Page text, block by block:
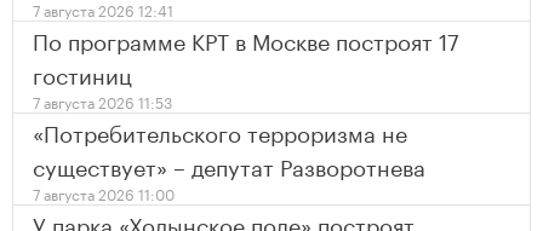
7 августа 2026 12:41
По программе КРТ в Москве построят 17
гостиниц
7 августа 2026 11:53
«Потребительского терроризма не
существует» – депутат Разворотнева
7 августа 2026 11:00
У парка «Ходынское поле» построят